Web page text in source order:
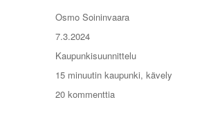
Kirjoittaja
Osmo Soininvaara
Julkaistu
7.3.2024
Kategoriat
Kaupunkisuunnittelu
Avainsanat
15 minuutin kaupunki,kävely
20 kommenttia